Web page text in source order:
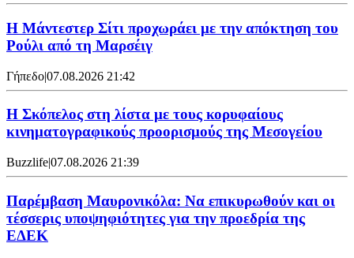
Η Μάντεστερ Σίτι προχωράει με την απόκτηση του
Ρούλι από τη Μαρσέιγ
Γήπεδο|07.08.2026 21:42
Η Σκόπελος στη λίστα με τους κορυφαίους
κινηματογραφικούς προορισμούς της Μεσογείου
Buzzlife|07.08.2026 21:39
Παρέμβαση Μαυρονικόλα: Να επικυρωθούν και οι
τέσσερις υποψηφιότητες για την προεδρία της
ΕΔΕΚ